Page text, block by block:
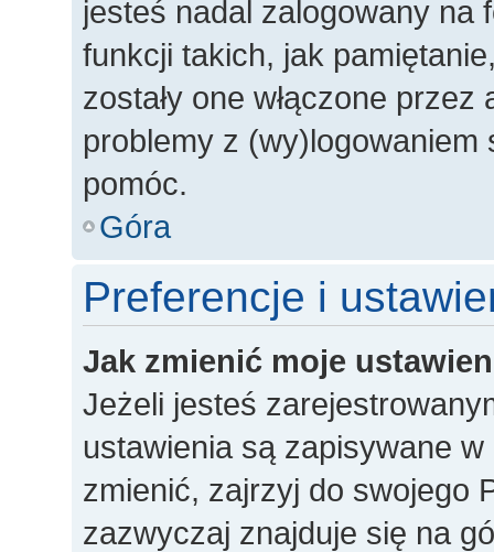
jesteś nadal zalogowany na
funkcji takich, jak
zostały one włączone
problemy z
pomóc.
Góra
Preferencje i
Jak zmienić moje
Jeżeli jesteś
ustawienia są zapisywane
zmienić, zajrzyj do swojego
zazwyczaj znajduje się na